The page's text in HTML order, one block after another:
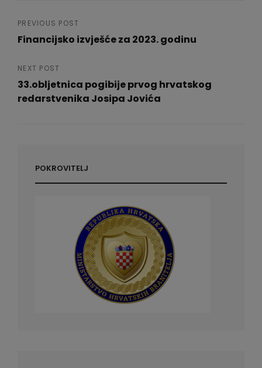
Navigacija
objava
PREVIOUS POST
Financijsko izvješće za 2023. godinu
Post
NEXT POST
33.obljetnica pogibije prvog hrvatskog
redarstvenika Josipa Jovića
POKROVITELJ